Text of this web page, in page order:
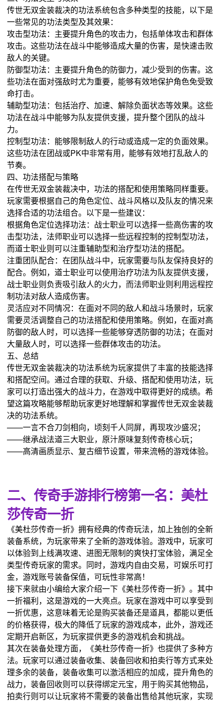
传世无双金装裁决的功法系统包含多种类型的技能，以下是
一些常见的功法类型及其效果：
攻击型功法：主要提升角色的攻击力，包括单体攻击和群体
攻击。这些功法在战斗中能够造成大量的伤害，是快速击败
敌人的关键。
防御型功法：主要提升角色的防御力，减少受到的伤害。这
些功法在面对强敌时尤为重要，能够有效地保护角色免受致
命打击。
辅助型功法：包括治疗、加速、解除负面状态等效果。这些
功法在战斗中能够为队友提供支援，提升整个团队的战斗
力。
控制型功法：能够限制敌人的行动或造成一定的负面效果。
这些功法在团战或PK中非常有用，能够有效地打乱敌人的
节奏。
四、功法搭配与策略
在传世无双金装裁决中，功法的搭配和使用策略同样重要。
玩家需要根据自己的角色定位、战斗风格以及队友的情况来
选择合适的功法组合。以下是一些建议：
根据角色定位选择功法：战士职业可以选择一些高伤害的攻
击型功法，法师职业可以选择一些远程控制的控制型功法，
而道士职业则可以注重辅助型和治疗型功法的搭配。
注重团队配合：在团队战斗中，玩家需要与队友保持良好的
配合。例如，道士职业可以使用治疗功法为队友提供支援，
战士职业则负责吸引敌人的火力，而法师职业则利用远程控
制功法对敌人造成伤害。
灵活应对不同情况：在面对不同的敌人和战斗场景时，玩家
需要灵活调整自己的功法搭配和使用策略。例如，在面对高
防御的敌人时，可以选择一些能够穿透防御的功法；在面对
大量敌人时，可以选择一些群体攻击的功法。
五、总结
传世无双金装裁决的功法系统为玩家提供了丰富的技能选择
和搭配空间。通过合理的获取、升级、搭配和使用功法，玩
家可以打造出强大的战斗力，在游戏中取得更好的成绩。希
望这篇攻略能够帮助玩家更好地理解和掌握传世无双金装裁
决的功法系统。
——一言不合刀剑相向，顷刻千人同屏，再现攻沙盛况；
——继承战法道三大职业，原汁原味复刻传奇核心玩；
——高清画质显示、复古细节设置，带来流畅的游戏体验。
二、传奇手游排行榜第一名：美杜
莎传奇一折
《美杜莎传奇一折》拥有经典的传奇玩法，加上独创的全新
装备系统，为玩家带来了全新的游戏体验。游戏中，玩家可
以体验到上线满攻速、进图无限制的爽快打宝体验，满足全
类型传奇玩家的需求。同时，游戏内自由交易，可娱乐可打
金，游戏账号装备保值，可玩性非常高！
接下来就由小编给大家介绍一下《美杜莎传奇一折》。其中
一折福利，这是游戏的一大亮点。玩家在游戏中可以享受到
一折优惠，这意味着无论是购买装备还是道具，都能以更低
的价格获得，极大的降低了玩家的游戏成本，此外，游戏还
定期开启新区，为玩家提供更多的游戏机会和挑战。
其次在装备处理方面，《美杜莎传奇一折》也提供了多种方
法。玩家可以通过装备收集、装备回收和拍卖行等方式来处
理多余的装备，装备收集可以激活相应的加成，提升角色的
战力，装备回收则可以获得绑定元宝，用于购买其他物品，
拍卖行则可以让玩家将不需要的装备出售给其他玩家，实现